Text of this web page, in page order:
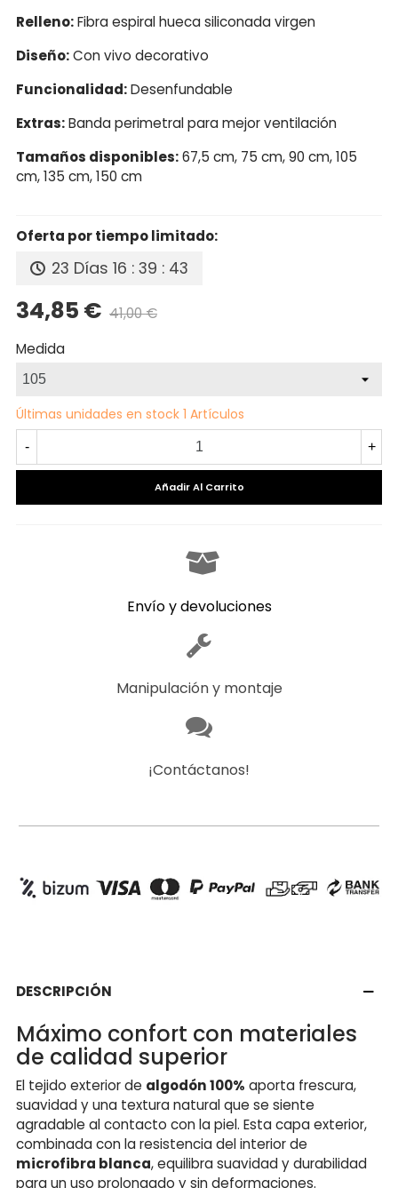
Relleno:Fibra espiral hueca siliconada virgen
Diseño:Con vivo decorativo
Funcionalidad:Desenfundable
Extras:Banda perimetral para mejor ventilación
Tamaños disponibles:67,5 cm, 75 cm, 90 cm, 105
cm, 135 cm, 150 cm
Oferta por tiempo limitado:
23 Días 16 : 39 : 42
34,85 € 41,00 €
Medida
Últimas unidades en stock 1 Artículos
- +
Añadir Al Carrito
Envío y devoluciones
Manipulación y montaje
¡Contáctanos!
DESCRIPCIÓN
Máximo confort con materiales
de calidad superior
El tejido exterior de algodón 100% aporta frescura,
suavidad y una textura natural que se siente
agradable al contacto con la piel. Esta capa exterior,
combinada con la resistencia del interior de
microfibra blanca, equilibra suavidad y durabilidad
para un uso prolongado y sin deformaciones.